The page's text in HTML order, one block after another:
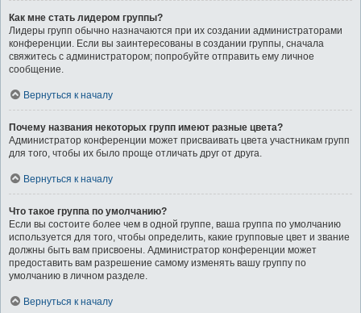
Как мне стать лидером группы?
Лидеры групп обычно назначаются при их создании администраторами
конференции. Если вы заинтересованы в создании группы, сначала
свяжитесь с администратором; попробуйте отправить ему личное
сообщение.
Вернуться к началу
Почему названия некоторых групп имеют разные цвета?
Администратор конференции может присваивать цвета участникам групп
для того, чтобы их было проще отличать друг от друга.
Вернуться к началу
Что такое группа по умолчанию?
Если вы состоите более чем в одной группе, ваша группа по умолчанию
используется для того, чтобы определить, какие групповые цвет и звание
должны быть вам присвоены. Администратор конференции может
предоставить вам разрешение самому изменять вашу группу по
умолчанию в личном разделе.
Вернуться к началу